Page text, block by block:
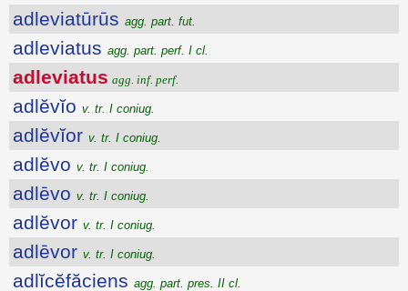
adleviatūrūs agg. part. fut.
adleviatus agg. part. perf. I cl.
adleviatus agg. inf. perf.
adlĕvĭo v. tr. I coniug.
adlĕvĭor v. tr. I coniug.
adlĕvo v. tr. I coniug.
adlēvo v. tr. I coniug.
adlĕvor v. tr. I coniug.
adlēvor v. tr. I coniug.
adlĭcĕfăciens agg. part. pres. II cl.